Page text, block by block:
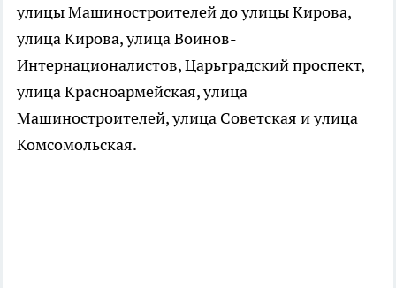
улицы Машиностроителей до улицы Кирова,
улица Кирова, улица Воинов-
Интернационалистов, Царьградский проспект,
улица Красноармейская, улица
Машиностроителей, улица Советская и улица
Комсомольская.